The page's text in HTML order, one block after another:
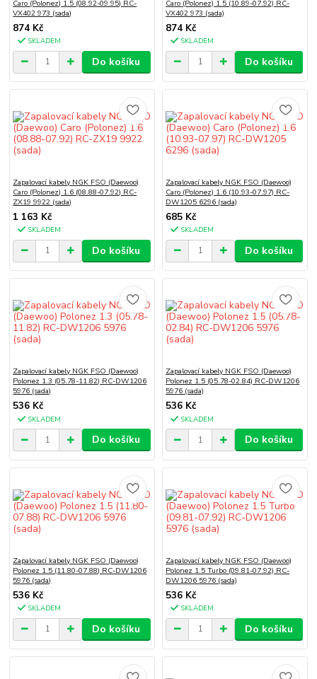
Caro (Polonez) 1.5 (08.92-09.95) RC-
VX402 973 (sada)
874 Kč
SKLADEM
Do košíku
Caro (Polonez) 1.5 (10.89-07.92) RC-
VX402 973 (sada)
874 Kč
SKLADEM
Do košíku
Zapalovací kabely NGK FSO (Daewoo)
Caro (Polonez) 1.6 (08.88-07.92) RC-
ZX19 9922 (sada)
1 163 Kč
SKLADEM
Do košíku
Zapalovací kabely NGK FSO (Daewoo)
Caro (Polonez) 1.6 (10.93-07.97) RC-
DW1205 6296 (sada)
685 Kč
SKLADEM
Do košíku
Zapalovací kabely NGK FSO (Daewoo)
Polonez 1.3 (05.78-11.82) RC-DW1206
5976 (sada)
536 Kč
SKLADEM
Do košíku
Zapalovací kabely NGK FSO (Daewoo)
Polonez 1.5 (05.78-02.84) RC-DW1206
5976 (sada)
536 Kč
SKLADEM
Do košíku
Zapalovací kabely NGK FSO (Daewoo)
Polonez 1.5 (11.80-07.88) RC-DW1206
5976 (sada)
536 Kč
SKLADEM
Do košíku
Zapalovací kabely NGK FSO (Daewoo)
Polonez 1.5 Turbo (09.81-07.92) RC-
DW1206 5976 (sada)
536 Kč
SKLADEM
Do košíku